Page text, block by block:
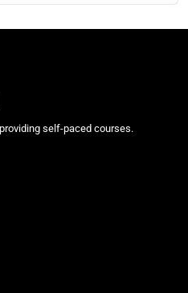
self-paced courses.